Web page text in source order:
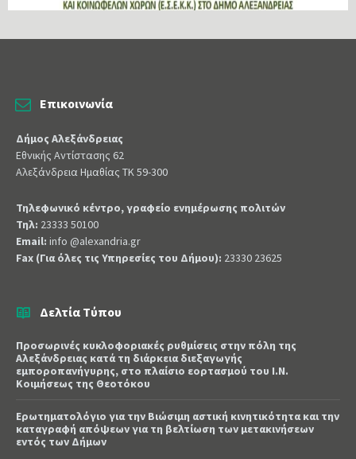
Επικοινωνία
Δήμος Αλεξάνδρειας
Εθνικής Αντίστασης 62
Αλεξάνδρεια Ημαθίας ΤΚ 59-300
Τηλεφωνικό κέντρο, γραφείο ενημέρωσης πολιτών
Τηλ: 23333 50100
Email: info @alexandria.gr
Fax (Για όλες τις Υπηρεσίες του Δήμου): 23330 23625
Δελτία Τύπου
Προσωρινές κυκλοφοριακές ρυθμίσεις στην πόλη της
Αλεξάνδρειας κατά τη διάρκεια διεξαγωγής
εμποροπανήγυρης, στο πλαίσιο εορτασμού του Ι.Ν.
Κοιμήσεως της Θεοτόκου
Ερωτηματολόγιο για την Βιώσιμη αστική κινητικότητα και την
καταγραφή απόψεων για τη βελτίωση των μετακινήσεων
εντός των Δήμων